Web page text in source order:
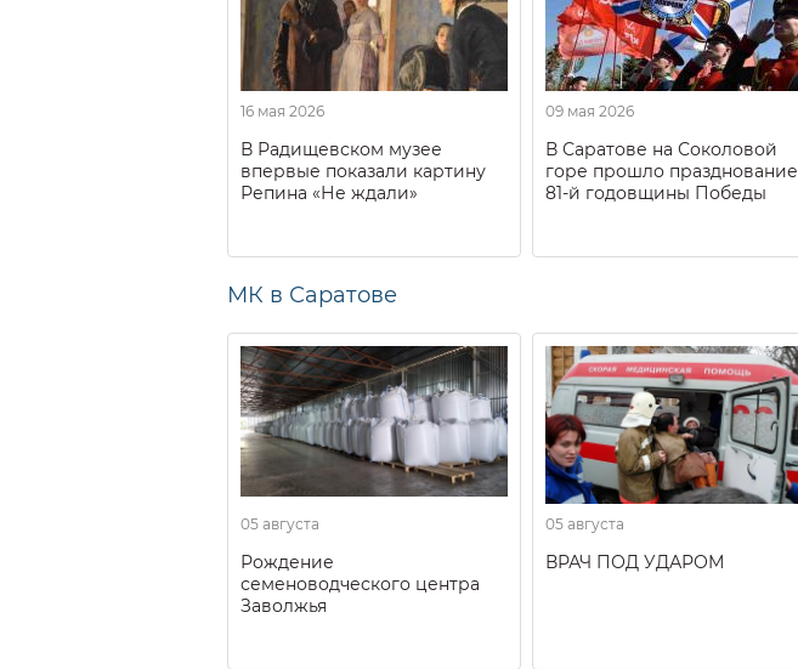
16 мая 2026
В Радищевском музее
впервые показали картину
Репина «Не ждали»
09 мая 2026
В Саратове на Соколовой
горе прошло празднование
81-й годовщины Победы
МК в Саратове
05 августа
Рождение
семеноводческого центра
Заволжья
05 августа
ВРАЧ ПОД УДАРОМ